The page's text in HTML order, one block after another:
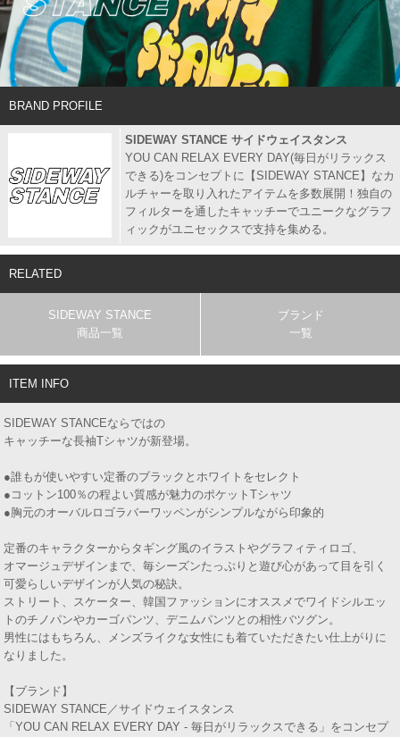
BRAND PROFILE
SIDEWAY STANCE サイドウェイスタンス
YOU CAN RELAX EVERY DAY(毎日がリラックス
できる)をコンセプトに【SIDEWAY STANCE】なカ
ルチャーを取り入れたアイテムを多数展開！独自の
フィルターを通したキャッチーでユニークなグラフ
ィックがユニセックスで支持を集める。
RELATED
SIDEWAY STANCE
商品一覧
ブランド
一覧
ITEM INFO
SIDEWAY STANCEならではの
キャッチーな長袖Tシャツが新登場。
●誰もが使いやすい定番のブラックとホワイトをセレクト
●コットン100％の程よい質感が魅力のポケットTシャツ
●胸元のオーバルロゴラバーワッペンがシンプルながら印象的
定番のキャラクターからタギング風のイラストやグラフィティロゴ、
オマージュデザインまで、毎シーズンたっぷりと遊び心があって目を引く
可愛らしいデザインが人気の秘訣。
ストリート、スケーター、韓国ファッションにオススメでワイドシルエッ
トのチノパンやカーゴパンツ、デニムパンツとの相性バツグン。
男性にはもちろん、メンズライクな女性にも着ていただきたい仕上がりに
なりました。
【ブランド】
SIDEWAY STANCE／サイドウェイスタンス
「YOU CAN RELAX EVERY DAY - 毎日がリラックスできる」をコンセプ